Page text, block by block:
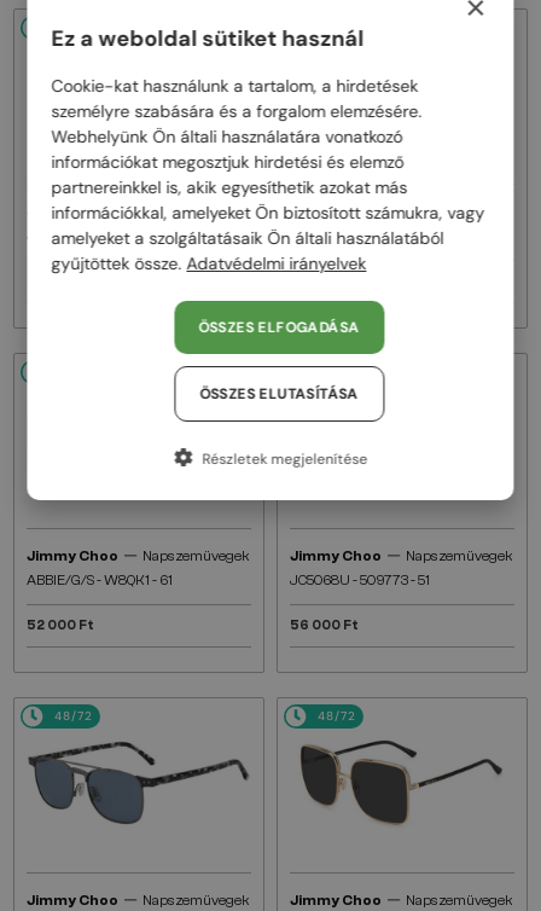
48/72
Jimmy Choo—Napszemüvegek
JC4012 - 300613 - 60
48/72
Jimmy Choo—Napszemüvegek
JC4012 - 300620 - 60
Jimmy Choo — Napszemüvegek
ABBIE/G/S - W8QK1 - 61
52 000 Ft
48/72
Jimmy Choo — Napszemüvegek
JC5068U - 509773 - 51
56 000 Ft
48/72
Jimmy Choo — Napszemüvegek
48/72
Jimmy Choo — Napszemüvegek
Ez a weboldal sütiket használ
Cookie-kat használunk a tartalom, a hirdetések
személyre szabására és a forgalom elemzésére.
Webhelyünk Ön általi használatára vonatkozó
információkat megosztjuk hirdetési és elemző
partnereinkkel is, akik egyesíthetik azokat más
információkkal, amelyeket Ön biztosított számukra, vagy
amelyeket a szolgáltatásaik Ön általi használatából
gyűjtöttek össze.Adatvédelmi irányelvek
ÖSSZES ELFOGADÁSA
ÖSSZES ELUTASÍTÁSA
Részletek megjelenítése